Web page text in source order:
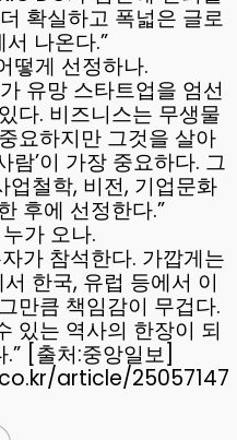
확실하고 폭넓은 글로
나온다.”
떻게 선정하나.
유망 스타트업을 엄선
다. 비즈니스는 무생물
요하지만 그것을 살아
람’이 가장 중요하다. 그
업철학, 비전, 기업문화
후에 선정한다.”
가 오나.
가 참석한다. 가깝게는
한국, 유럽 등에서 이
만큼 책임감이 무겁다.
있는 역사의 한장이 되
[출처:중앙일보]
article/25057147